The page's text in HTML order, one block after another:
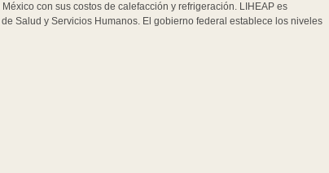
con sus costos de calefacción y refrigeración. LIHEAP es
Salud y Servicios Humanos. El gobierno federal establece los niveles